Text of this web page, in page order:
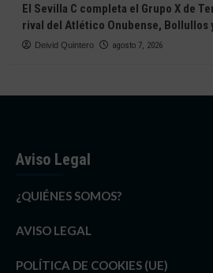
El Sevilla C completa el Grupo X de
rival del Atlético Onubense, Bollullos
Deivid Quintero agosto 7, 2026
Aviso Legal
¿QUIÉNES SOMOS?
AVISO LEGAL
POLÍTICA DE COOKIES (UE)